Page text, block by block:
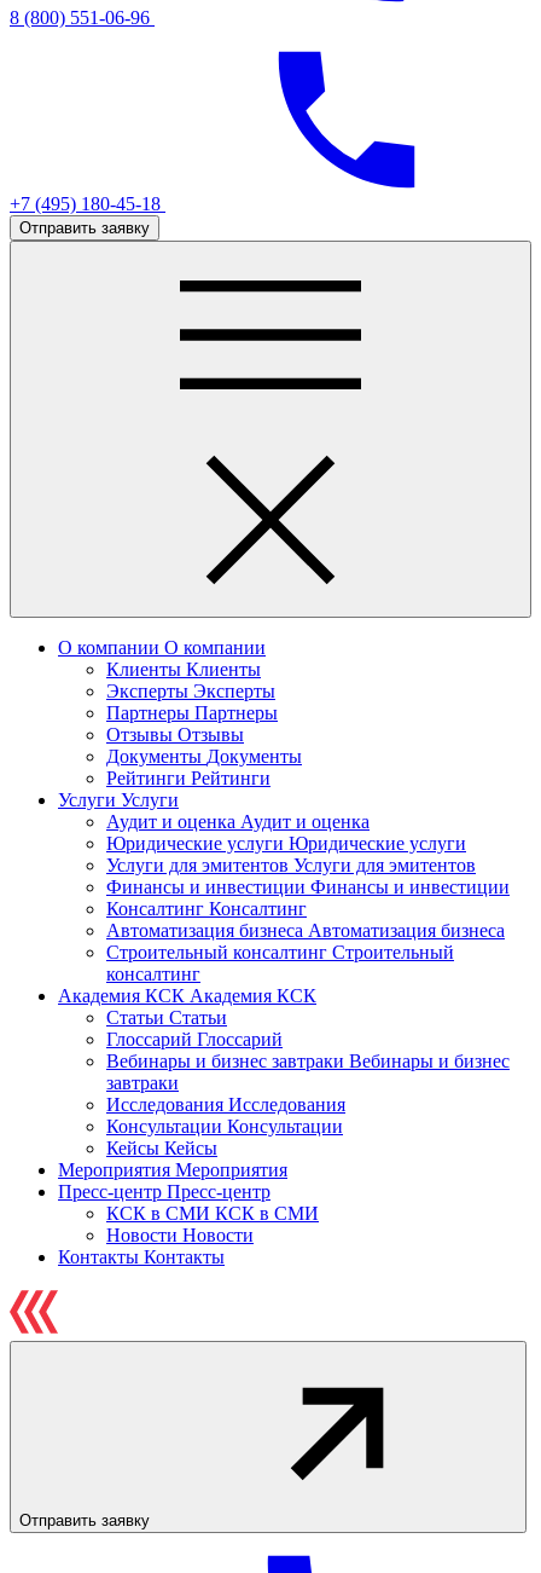
8 (800) 551-06-96
+7 (495) 180-45-18
Отправить заявку
О компании О компании
Клиенты Клиенты
Эксперты Эксперты
Партнеры Партнеры
Отзывы Отзывы
Документы Документы
Рейтинги Рейтинги
Услуги Услуги
Аудит и оценка Аудит и оценка
Юридические услуги Юридические услуги
Услуги для эмитентов Услуги для эмитентов
Финансы и инвестиции Финансы и инвестиции
Консалтинг Консалтинг
Автоматизация бизнеса Автоматизация бизнеса
Строительный консалтинг Строительный
консалтинг
Академия КСК Академия КСК
Статьи Статьи
Глоссарий Глоссарий
Вебинары и бизнес завтраки Вебинары и бизнес
завтраки
Исследования Исследования
Консультации Консультации
Кейсы Кейсы
Мероприятия Мероприятия
Пресс-центр Пресс-центр
КСК в СМИ КСК в СМИ
Новости Новости
Контакты Контакты
Отправить заявку